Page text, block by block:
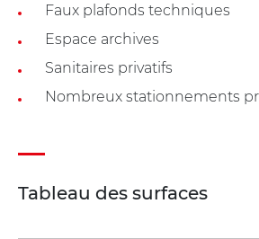
Faux plafonds techniques
Espace archives
Sanitaires privatifs
Nombreux stationnements
Tableau des surfaces